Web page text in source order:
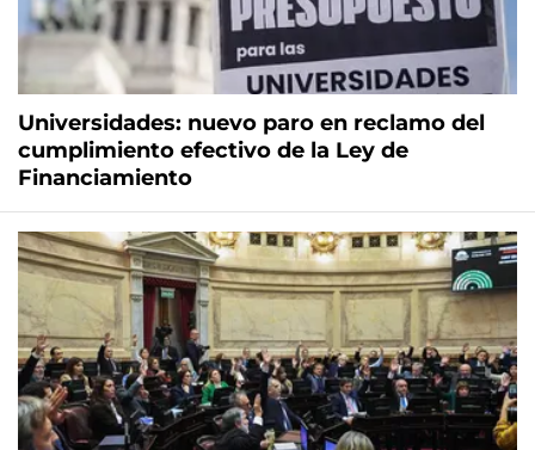
Universidades: nuevo paro en reclamo del
cumplimiento efectivo de la Ley de
Financiamiento